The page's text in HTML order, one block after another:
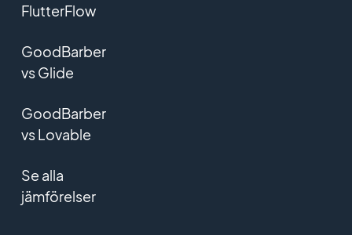
FlutterFlow
GoodBarber
vs Glide
GoodBarber
vs Lovable
Se alla
jämförelser